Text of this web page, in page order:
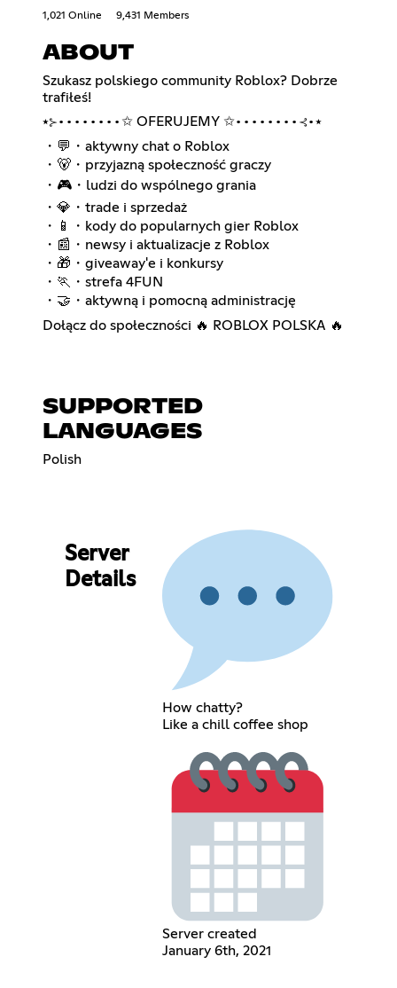
1,021 Online 9,431 Members
ABOUT
Szukasz polskiego community Roblox? Dobrze
trafiłeś!
⭑⊱••••••••✩ OFERUJEMY ✩••••••••⊰•⭑
・💬・aktywny chat o Roblox
・🐻・przyjazną społeczność graczy
・🎮・ludzi do wspólnego grania
・💎・trade i sprzedaż
・📱・kody do popularnych gier Roblox
・📰・newsy i aktualizacje z Roblox
・🎁・giveaway'e i konkursy
・🏃・strefa 4FUN
・🤝・aktywną i pomocną administrację
Dołącz do społeczności 🔥 ROBLOX POLSKA 🔥
SUPPORTED
LANGUAGES
Polish
Server
Details
How chatty?
Like a chill coffee shop
Server created
January 6th, 2021